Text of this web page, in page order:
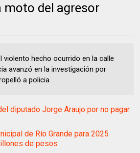
moto del agresor
violento hecho ocurrido en la calle
avanzó en la investigación por
a policia.
diputado Jorge Araujo por no pagar
de Río Grande para 2025
de pesos